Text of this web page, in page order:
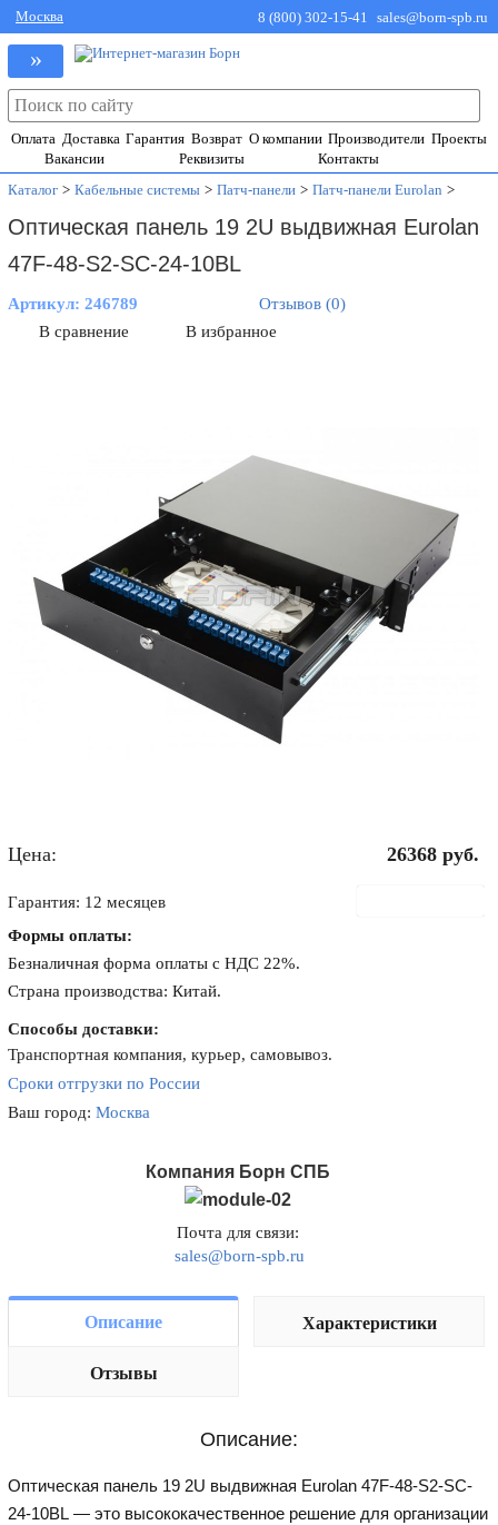
Москва 8 (800) 302-15-41 sales@born-spb.ru
»
Оплата Доставка Гарантия Возврат О компании Производители Проекты
Вакансии
Реквизиты
Контакты
Каталог > Кабельные системы > Патч-панели > Патч-панели Eurolan >
Оптическая панель 19 2U выдвижная Eurolan
47F-48-S2-SC-24-10BL
Артикул:246789
Отзывов (0)
В сравнение
В избранное
Цена: 26368 руб.
Гарантия: 12 месяцев
Формы оплаты:
Безналичная форма оплаты с НДС 22%.
Страна производства: Китай.
Способы доставки:
Транспортная компания, курьер, самовывоз.
Сроки отгрузки по России
Ваш город:Москва
Компания Борн СПБ
Почта для связи:
sales@born-spb.ru
Описание Характеристики
Отзывы
Описание:
Оптическая панель 19 2U выдвижная Eurolan 47F-48-S2-SC-
24-10BL — это высококачественное решение для организации